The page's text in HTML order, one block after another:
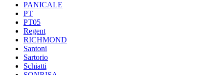
PANICALE
PT
PT05
Regent
RICHMOND
Santoni
Sartorio
Schiatti